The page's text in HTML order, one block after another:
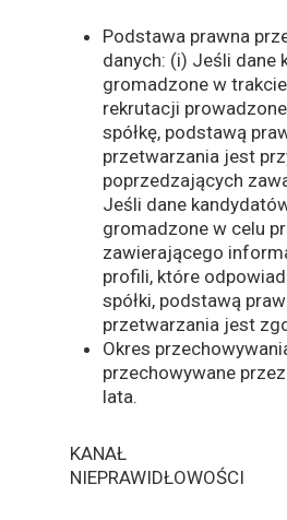
Podstawa prawna
danych: (i) Jeśli dane
gromadzone w
rekrutacji
spółkę, podstawą
przetwarzania jest
poprzedzających
Jeśli dane
gromadzone w celu
zawierającego
profili, które
spółki, podstawą
przetwarzania jest
Okres
przechowywane
lata.
KANAŁ
NIEPRAWIDŁOWOŚCI